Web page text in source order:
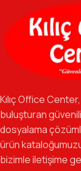
Geniş Ürün
ofis gereçlerine
şeyi tek bir çatı
sağlıyoruz.
Özverili Takım
güvenilir bir yol
Gelecek Vizyonu:
markalarla
geçen gün
Kılıç Office
buluşturan
dosyalama
ürün
bizimle iletişime